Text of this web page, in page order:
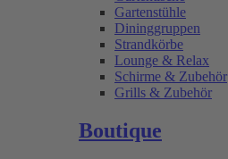
Gartenstühle
Dininggruppen
Strandkörbe
Lounge & Relax
Schirme & Zubehör
Grills & Zubehör
Boutique